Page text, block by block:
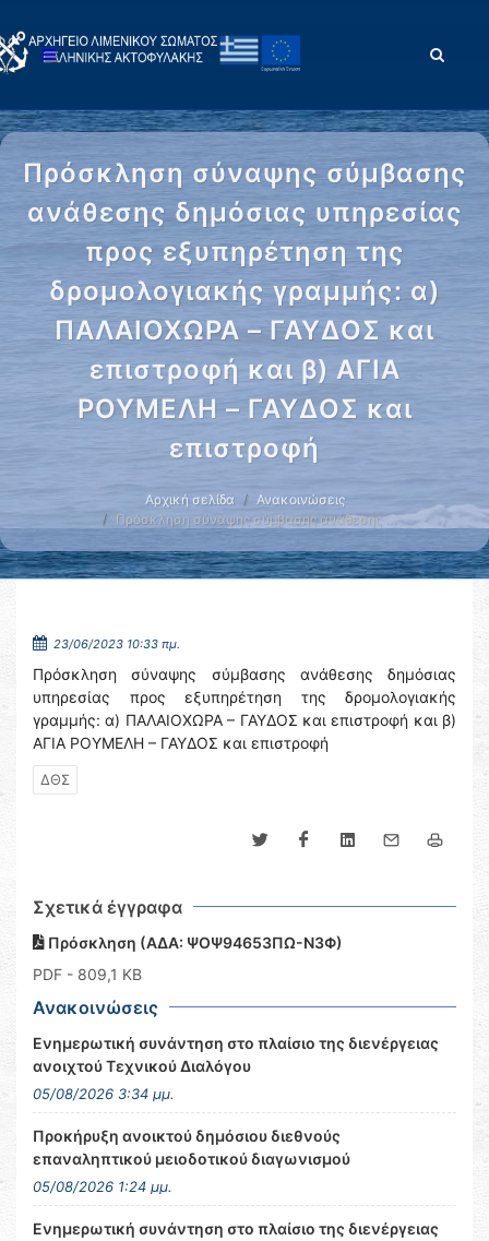
Πρόσκληση σύναψης σύμβασης
ανάθεσης δημόσιας υπηρεσίας
προς εξυπηρέτηση της
δρομολογιακής γραμμής: α)
ΠΑΛΑΙΟΧΩΡΑ – ΓΑΥΔΟΣ και
επιστροφή και β) ΑΓΙΑ
ΡΟΥΜΕΛΗ – ΓΑΥΔΟΣ και
επιστροφή
Αρχική σελίδα
Ανακοινώσεις
Πρόσκληση σύναψης σύμβασης ανάθεσης …
23/06/2023 10:33 πμ.
Πρόσκληση σύναψης σύμβασης ανάθεσης δημόσιας
υπηρεσίας προς εξυπηρέτηση της δρομολογιακής
γραμμής: α) ΠΑΛΑΙΟΧΩΡΑ – ΓΑΥΔΟΣ και επιστροφή και β)
ΑΓΙΑ ΡΟΥΜΕΛΗ – ΓΑΥΔΟΣ και επιστροφή
ΔΘΣ
Σχετικά έγγραφα
Πρόσκληση (ΑΔΑ: ΨΟΨ94653ΠΩ-Ν3Φ)
PDF - 809,1 KB
Ανακοινώσεις
Ενημερωτική συνάντηση στο πλαίσιο της διενέργειας
ανοιχτού Τεχνικού Διαλόγου
05/08/2026 3:34 μμ.
Προκήρυξη ανοικτού δημόσιου διεθνούς
επαναληπτικού μειοδοτικού διαγωνισμού
05/08/2026 1:24 μμ.
Ενημερωτική συνάντηση στο πλαίσιο της διενέργειας